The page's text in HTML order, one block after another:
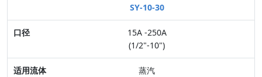
口径
适用流体
最高压力
SY-10-30
15A -250A
(1/2"-10")
蒸汽